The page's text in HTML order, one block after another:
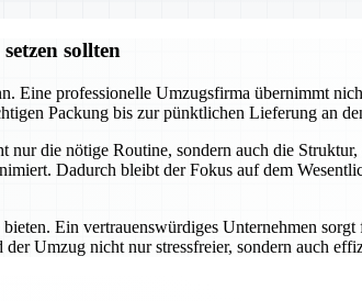
sollten
Eine professionelle Umzugsfirma übernimmt
Packung bis zur pünktlichen Lieferung an
die nötige Routine, sondern auch die
Dadurch bleibt der Fokus auf dem
Ein vertrauenswürdiges Unternehmen sorgt
Umzug nicht nur stressfreier, sondern auch